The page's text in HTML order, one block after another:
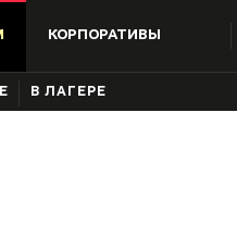
КОРПОРАТИВЫ
В ЛАГЕРЕ